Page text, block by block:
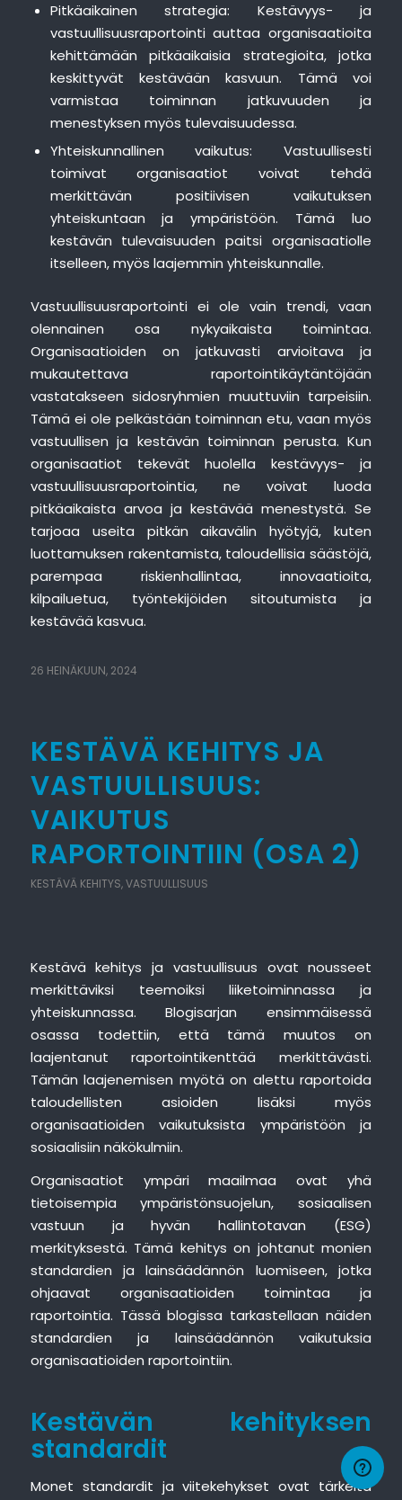
Pitkäaikainen strategia: Kestävyys- ja
vastuullisuusraportointi auttaa organisaatioita
kehittämään pitkäaikaisia strategioita, jotka
keskittyvät kestävään kasvuun. Tämä voi
varmistaa toiminnan jatkuvuuden ja
menestyksen myös tulevaisuudessa.
Yhteiskunnallinen vaikutus: Vastuullisesti
toimivat organisaatiot voivat tehdä
merkittävän positiivisen vaikutuksen
yhteiskuntaan ja ympäristöön. Tämä luo
kestävän tulevaisuuden paitsi organisaatiolle
itselleen, myös laajemmin yhteiskunnalle.
Vastuullisuusraportointi ei ole vain trendi, vaan
olennainen osa nykyaikaista toimintaa.
Organisaatioiden on jatkuvasti arvioitava ja
mukautettava raportointikäytäntöjään
vastatakseen sidosryhmien muuttuviin tarpeisiin.
Tämä ei ole pelkästään toiminnan etu, vaan myös
vastuullisen ja kestävän toiminnan perusta. Kun
organisaatiot tekevät huolella kestävyys- ja
vastuullisuusraportointia, ne voivat luoda
pitkäaikaista arvoa ja kestävää menestystä. Se
tarjoaa useita pitkän aikavälin hyötyjä, kuten
luottamuksen rakentamista, taloudellisia säästöjä,
parempaa riskienhallintaa, innovaatioita,
kilpailuetua, työntekijöiden sitoutumista ja
kestävää kasvua.
26 HEINÄKUUN, 2024
KESTÄVÄ KEHITYS JA
VASTUULLISUUS:
VAIKUTUS
RAPORTOINTIIN (OSA 2)
KESTÄVÄ KEHITYS,VASTUULLISUUS
Kestävä kehitys ja vastuullisuus ovat nousseet
merkittäviksi teemoiksi liiketoiminnassa ja
yhteiskunnassa. Blogisarjan ensimmäisessä
osassa todettiin, että tämä muutos on
laajentanut raportointikenttää merkittävästi.
Tämän laajenemisen myötä on alettu raportoida
taloudellisten asioiden lisäksi myös
organisaatioiden vaikutuksista ympäristöön ja
sosiaalisiin näkökulmiin.
Organisaatiot ympäri maailmaa ovat yhä
tietoisempia ympäristönsuojelun, sosiaalisen
vastuun ja hyvän hallintotavan (ESG)
merkityksestä. Tämä kehitys on johtanut monien
standardien ja lainsäädännön luomiseen, jotka
ohjaavat organisaatioiden toimintaa ja
raportointia. Tässä blogissa tarkastellaan näiden
standardien ja lainsäädännön vaikutuksia
organisaatioiden raportointiin.
Kestävän kehityksen
standardit
Monet standardit ja viitekehykset ovat tärkeitä